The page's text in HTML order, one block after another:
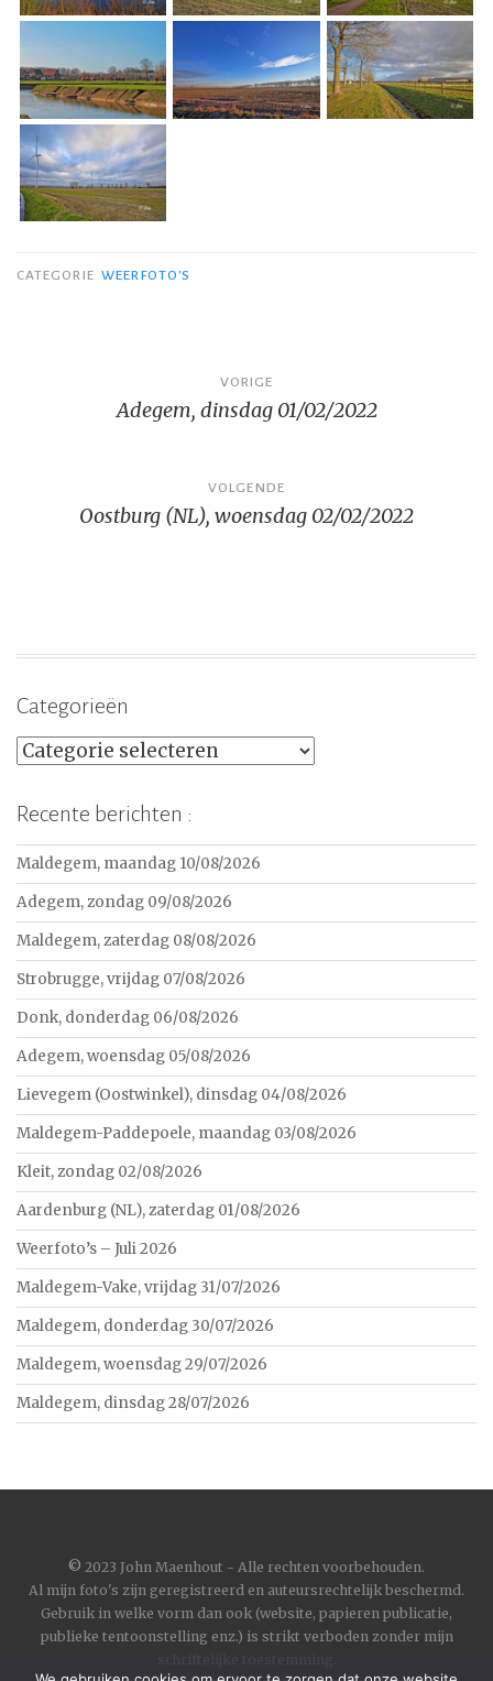
CATEGORIE WEERFOTO'S
navigatie
VORIGE
Adegem, dinsdag 01/02/2022
VOLGENDE
Oostburg (NL), woensdag 02/02/2022
Categorieën
Categorieën
Recente berichten :
Maldegem, maandag 10/08/2026
Adegem, zondag 09/08/2026
Maldegem, zaterdag 08/08/2026
Strobrugge, vrijdag 07/08/2026
Donk, donderdag 06/08/2026
Adegem, woensdag 05/08/2026
Lievegem (Oostwinkel), dinsdag 04/08/2026
Maldegem-Paddepoele, maandag 03/08/2026
Kleit, zondag 02/08/2026
Aardenburg (NL), zaterdag 01/08/2026
Weerfoto’s – Juli 2026
Maldegem-Vake, vrijdag 31/07/2026
Maldegem, donderdag 30/07/2026
Maldegem, woensdag 29/07/2026
Maldegem, dinsdag 28/07/2026
© 2023 John Maenhout - Alle rechten voorbehouden.
Al mijn foto's zijn geregistreerd en auteursrechtelijk beschermd.
Gebruik in welke vorm dan ook (website, papieren publicatie,
publieke tentoonstelling enz.) is strikt verboden zonder mijn